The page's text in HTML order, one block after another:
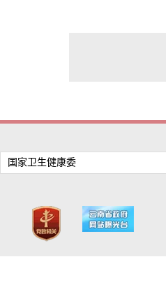
国家卫生健康委